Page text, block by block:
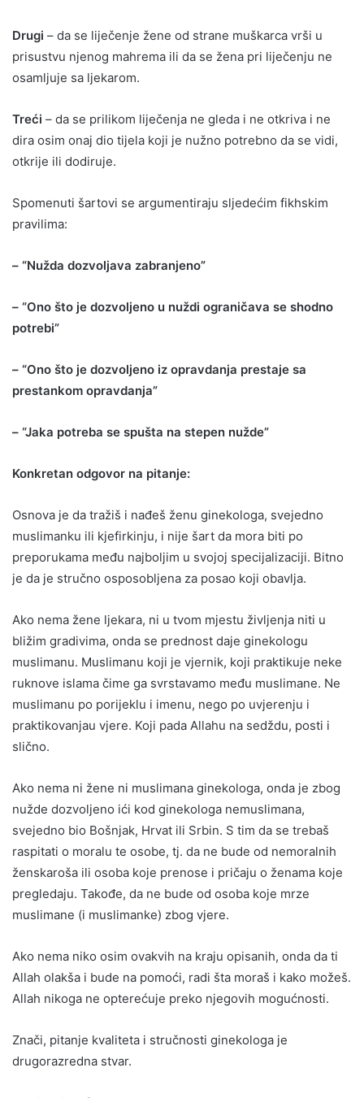
Drugi – da se liječenje žene od strane muškarca vrši u
prisustvu njenog mahrema ili da se žena pri liječenju ne
osamljuje sa ljekarom.
Treći – da se prilikom liječenja ne gleda i ne otkriva i ne
dira osim onaj dio tijela koji je nužno potrebno da se vidi,
otkrije ili dodiruje.
Spomenuti šartovi se argumentiraju sljedećim fikhskim
pravilima:
– “Nužda dozvoljava zabranjeno”
– “Ono što je dozvoljeno u nuždi ograničava se shodno
potrebi”
– “Ono što je dozvoljeno iz opravdanja prestaje sa
prestankom opravdanja”
– “Jaka potreba se spušta na stepen nužde”
Konkretan odgovor na pitanje:
Osnova je da tražiš i nađeš ženu ginekologa, svejedno
muslimanku ili kjefirkinju, i nije šart da mora biti po
preporukama među najboljim u svojoj specijalizaciji. Bitno
je da je stručno osposobljena za posao koji obavlja.
Ako nema žene ljekara, ni u tvom mjestu življenja niti u
bližim gradivima, onda se prednost daje ginekologu
muslimanu. Muslimanu koji je vjernik, koji praktikuje neke
ruknove islama čime ga svrstavamo među muslimane. Ne
muslimanu po porijeklu i imenu, nego po uvjerenju i
praktikovanjau vjere. Koji pada Allahu na sedždu, posti i
slično.
Ako nema ni žene ni muslimana ginekologa, onda je zbog
nužde dozvoljeno ići kod ginekologa nemuslimana,
svejedno bio Bošnjak, Hrvat ili Srbin. S tim da se trebaš
raspitati o moralu te osobe, tj. da ne bude od nemoralnih
ženskaroša ili osoba koje prenose i pričaju o ženama koje
pregledaju. Takođe, da ne bude od osoba koje mrze
muslimane (i muslimanke) zbog vjere.
Ako nema niko osim ovakvih na kraju opisanih, onda da ti
Allah olakša i bude na pomoći, radi šta moraš i kako možeš.
Allah nikoga ne opterećuje preko njegovih mogućnosti.
Znači, pitanje kvaliteta i stručnosti ginekologa je
drugorazredna stvar.